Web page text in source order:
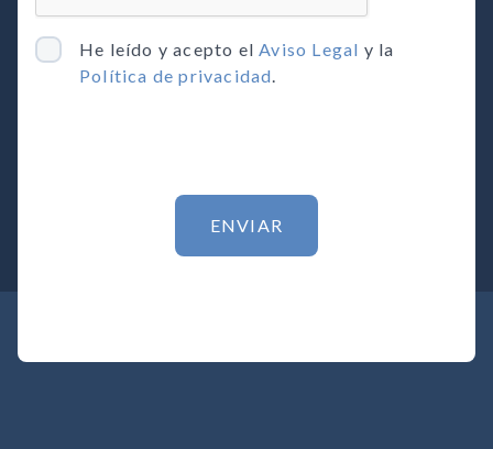
He leído y acepto el Aviso Legal y la
Política de privacidad
ENVIAR